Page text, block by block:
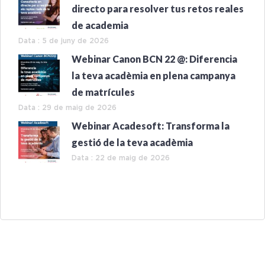
directo para resolver tus retos reales
de academia
Data : 5 de juny de 2026
Webinar Canon BCN 22 @: Diferencia
la teva acadèmia en plena campanya
de matrícules
Data : 29 de maig de 2026
Webinar Acadesoft: Transforma la
gestió de la teva acadèmia
Data : 22 de maig de 2026